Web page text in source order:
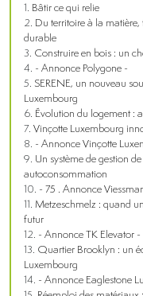
Bâtir ce qui relie
Du territoire à la
durable
Construire en bois : un
- Annonce Polygone -
SERENE, un nouveau
Luxembourg
Évolution du logement :
Vinçotte Luxembourg
Un système de gestion
autoconsommation
Metzeschmelz : quand
futur
- Annonce TK Elevator -
Quartier Brooklyn : un
Luxembourg